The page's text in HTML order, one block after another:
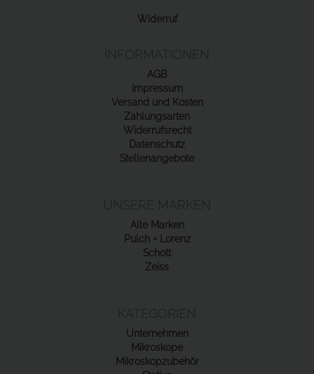
Widerruf
INFORMATIONEN
AGB
Impressum
Versand und Kosten
Zahlungsarten
Widerrufsrecht
Datenschutz
Stellenangebote
UNSERE MARKEN
Alle Marken
Pulch + Lorenz
Schott
Zeiss
KATEGORIEN
Unternehmen
Mikroskope
Mikroskopzubehör